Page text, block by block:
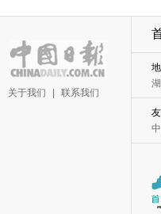
关于我们 联系我们